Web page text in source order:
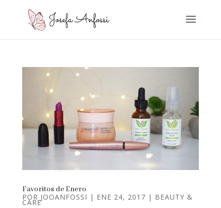
Favoritos de Enero
POR JOOANFOSSI | ENE 24, 2017 | BEAUTY &
CARE